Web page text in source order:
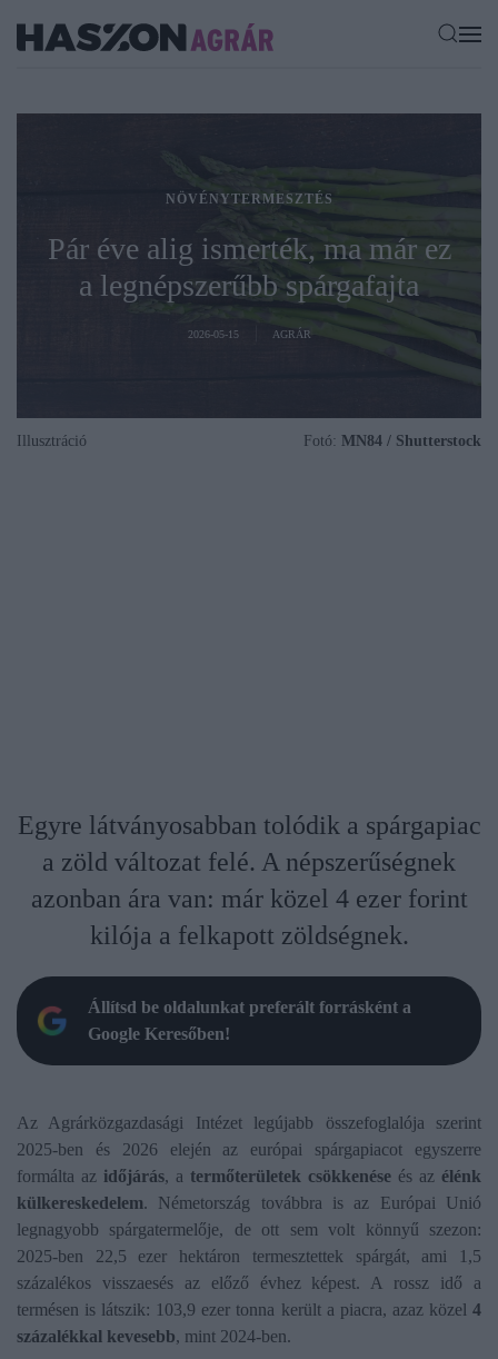
NÖVÉNYTERMESZTÉS
Pár éve alig ismerték, ma már ez
a legnépszerűbb spárgafajta
2026-05-15 AGRÁR
Illusztráció Fotó: MN84 / Shutterstock
Egyre látványosabban tolódik a spárgapiac
a zöld változat felé. A népszerűségnek
azonban ára van: már közel 4 ezer forint
kilója a felkapott zöldségnek.
Állítsd be oldalunkat preferált forrásként a
Google Keresőben!
Az Agrárközgazdasági Intézet legújabb összefoglalója szerint
2025-ben és 2026 elején az európai spárgapiacot egyszerre
formálta az időjárás, a termőterületek csökkenése és az élénk
külkereskedelem. Németország továbbra is az Európai Unió
legnagyobb spárgatermelője, de ott sem volt könnyű szezon:
2025-ben 22,5 ezer hektáron termesztettek spárgát, ami 1,5
százalékos visszaesés az előző évhez képest. A rossz idő a
termésen is látszik: 103,9 ezer tonna került a piacra, azaz közel 4
százalékkal kevesebb, mint 2024-ben.